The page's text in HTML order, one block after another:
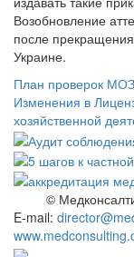
Возобновление
после
Украине.
План проверок
Изменения в
хозяйственной
©
E-mail: